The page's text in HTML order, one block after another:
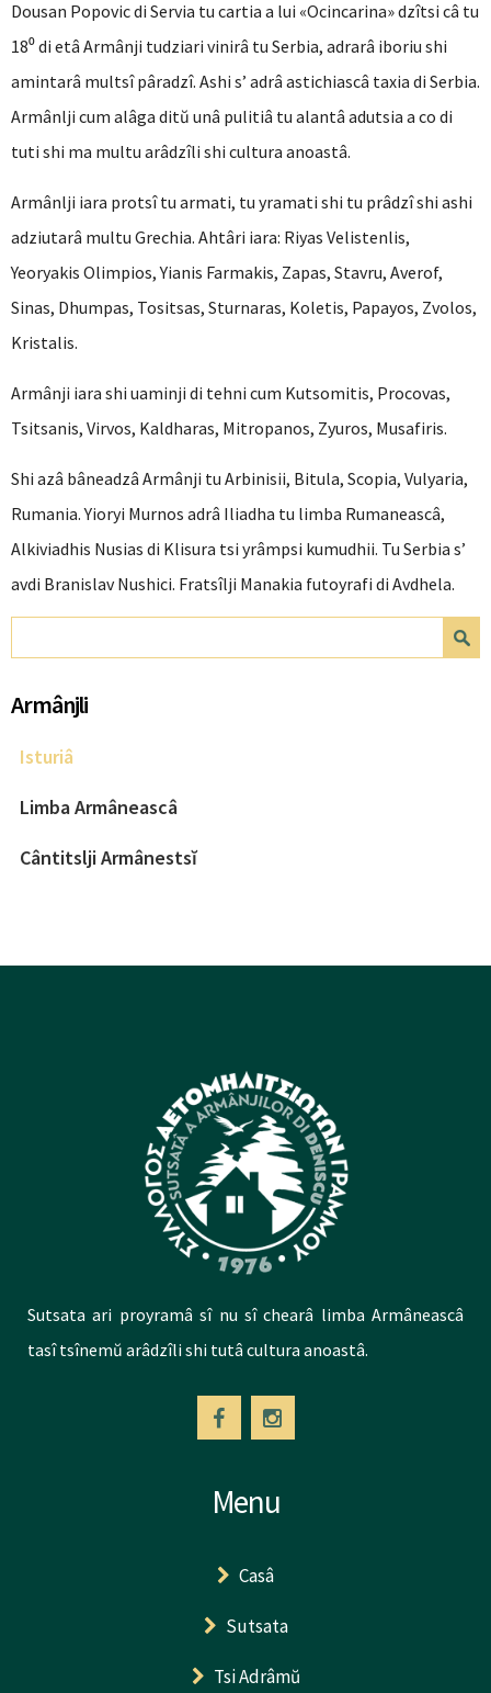
Dousan Popovic di Servia tu cartia a lui «Ocincarina» dzîtsi câ tu
18⁰ di etâ Armânji tudziari vinirâ tu Serbia, adrarâ iboriu shi
amintarâ multsî pâradzî. Ashi s’ adrâ astichiascâ taxia di Serbia.
Armânlji cum alâga ditŭ unâ pulitiâ tu alantâ adutsia a co di
tuti shi ma multu arâdzîli shi cultura anoastâ.
Armânlji iara protsî tu armati, tu yramati shi tu prâdzî shi ashi
adziutarâ multu Grechia. Ahtâri iara: Riyas Velistenlis,
Yeoryakis Olimpios, Yianis Farmakis, Zapas, Stavru, Averof,
Sinas, Dhumpas, Tositsas, Sturnaras, Koletis, Papayos, Zvolos,
Kristalis.
Armânji iara shi uaminji di tehni cum Kutsomitis, Procovas,
Tsitsanis, Virvos, Kaldharas, Mitropanos, Zyuros, Musafiris.
Shi azâ bâneadzâ Armânji tu Arbinisii, Bitula, Scopia, Vulyaria,
Rumania. Yioryi Murnos adrâ Iliadha tu limba Rumaneascâ,
Alkiviadhis Nusias di Klisura tsi yrâmpsi kumudhii. Tu Serbia s’
avdi Branislav Nushici. Fratsîlji Manakia futoyrafi di Avdhela.
Search form
Armânjli
Isturiâ
Limba Armâneascâ
Cântitslji Armânestsĭ
Sutsata ari proyramâ sî nu sî chearâ limba Armâneascâ
tasî tsînemŭ arâdzîli shi tutâ cultura anoastâ.
Menu
Casâ
Sutsata
Tsi Adrâmŭ